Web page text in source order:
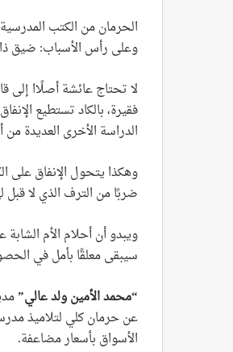
الحرمان من الكتب
وعلى رأس الأسباب: ضيق
لا تحتاج عائشة أصلًاا
فقيرة، بالكاد تستطيع
الدراسة الأخرى العديدة
وهكذا يتحول الإنفاق على
ضربًا من الترف الذي لا قبل
سيبقى معلقًا بأمل في
“محمد الأمين ولد عالي”
عن حرمان كلي لتلاميذ
الأسواق بأسعار مضاعفة.